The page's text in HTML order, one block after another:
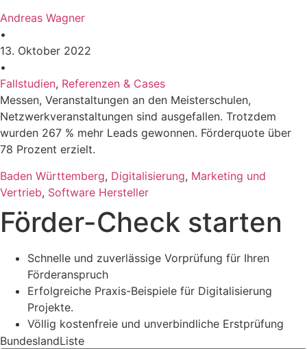
Andreas Wagner
•
13. Oktober 2022
•
Fallstudien, Referenzen & Cases
Messen, Veranstaltungen an den Meisterschulen,
Netzwerkveranstaltungen sind ausgefallen. Trotzdem
wurden 267 % mehr Leads gewonnen. Förderquote über
78 Prozent erzielt.
Baden Württemberg, Digitalisierung, Marketing und
Vertrieb, Software Hersteller
Förder-Check starten
Schnelle und zuverlässige Vorprüfung für Ihren
Förderanspruch
Erfolgreiche Praxis-Beispiele für Digitalisierung
Projekte.
Völlig kostenfreie und unverbindliche Erstprüfung
BundeslandListe